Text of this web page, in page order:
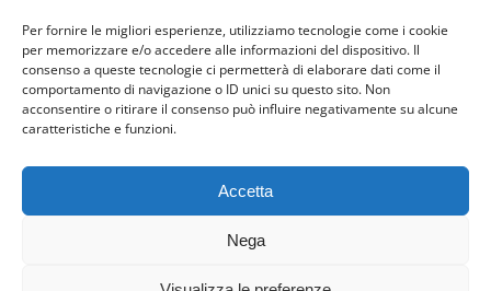
Per fornire le migliori esperienze, utilizziamo tecnologie come i cookie
per memorizzare e/o accedere alle informazioni del dispositivo. Il
consenso a queste tecnologie ci permetterà di elaborare dati come il
comportamento di navigazione o ID unici su questo sito. Non
acconsentire o ritirare il consenso può influire negativamente su alcune
caratteristiche e funzioni.
Accetta
Nega